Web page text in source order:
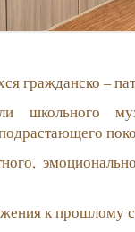
гражданско –
школьного
к прошлому